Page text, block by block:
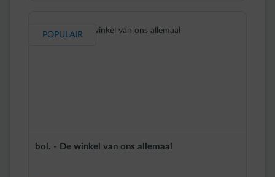
POPULAIR
bol. - De winkel van ons allemaal